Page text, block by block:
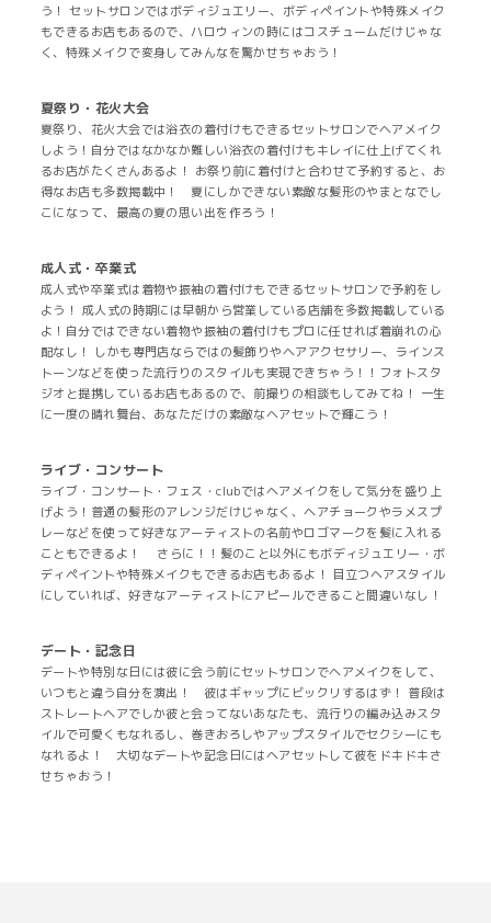
う！ セットサロンではボディジュエリー、ボディペイントや特殊メイク
もできるお店もあるので、ハロウィンの時にはコスチュームだけじゃな
く、特殊メイクで変身してみんなを驚かせちゃおう！
夏祭り・花火大会
夏祭り、花火大会では浴衣の着付けもできるセットサロンでヘアメイク
しよう！自分ではなかなか難しい浴衣の着付けもキレイに仕上げてくれ
るお店がたくさんあるよ！ お祭り前に着付けと合わせて予約すると、お
得なお店も多数掲載中！ 夏にしかできない素敵な髪形のやまとなでし
こになって、最高の夏の思い出を作ろう！
成人式・卒業式
成人式や卒業式は着物や振袖の着付けもできるセットサロンで予約をし
よう！ 成人式の時期には早朝から営業している店舗を多数掲載している
よ！自分ではできない着物や振袖の着付けもプロに任せれば着崩れの心
配なし！ しかも専門店ならではの髪飾りやヘアアクセサリー、ラインス
トーンなどを使った流行りのスタイルも実現できちゃう！！フォトスタ
ジオと提携しているお店もあるので、前撮りの相談もしてみてね！ 一生
に一度の晴れ舞台、あなただけの素敵なヘアセットで輝こう！
ライブ・コンサート
ライブ・コンサート・フェス・clubではヘアメイクをして気分を盛り上
げよう！普通の髪形のアレンジだけじゃなく、ヘアチョークやラメスプ
レーなどを使って好きなアーティストの名前やロゴマークを髪に入れる
こともできるよ！ さらに！！髪のこと以外にもボディジュエリー・ボ
ディペイントや特殊メイクもできるお店もあるよ！ 目立つヘアスタイル
にしていれば、好きなアーティストにアピールできること間違いなし！
デート・記念日
デートや特別な日には彼に会う前にセットサロンでヘアメイクをして、
いつもと違う自分を演出！ 彼はギャップにビックリするはず！ 普段は
ストレートヘアでしか彼と会ってないあなたも、流行りの編み込みスタ
イルで可愛くもなれるし、巻きおろしやアップスタイルでセクシーにも
なれるよ！ 大切なデートや記念日にはヘアセットして彼をドキドキさ
せちゃおう！